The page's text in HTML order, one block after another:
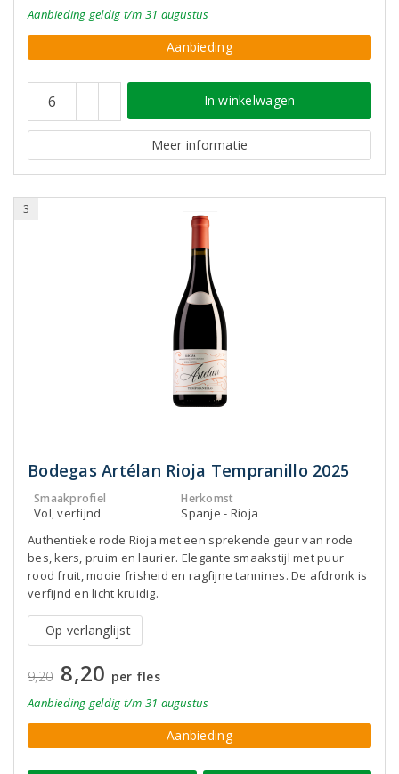
Aanbieding geldig t/m 31 augustus
Aanbieding
In winkelwagen
Meer informatie
3
Bodegas Artélan Rioja Tempranillo 2025
Smaakprofiel
Vol, verfijnd
Herkomst
Spanje - Rioja
Authentieke rode Rioja met een sprekende geur van rode
bes, kers, pruim en laurier. Elegante smaakstijl met puur
rood fruit, mooie frisheid en ragfijne tannines. De afdronk is
verfijnd en licht kruidig.
Op verlanglijst
9,20 8,20 per fles
Aanbieding geldig t/m 31 augustus
Aanbieding